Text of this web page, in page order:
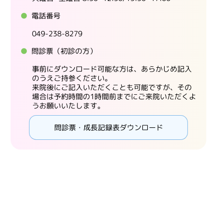
電話番号
049-238-8279
問診票（初診の方）
事前にダウンロード可能な方は、あらかじめ記入
のうえご持参ください。
来院後にご記入いただくことも可能ですが、その
場合は予約時間の1時間前までにご来院いただくよ
うお願いいたします。
問診票・成長記録表ダウンロード